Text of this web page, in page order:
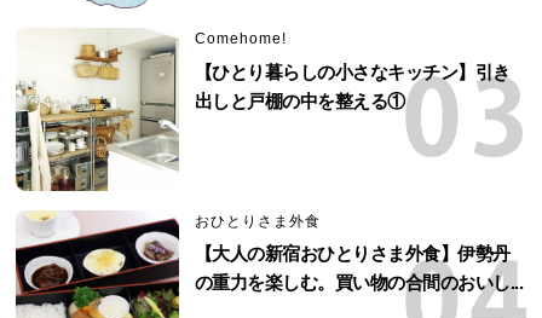
Comehome!
【ひとり暮らしの小さなキッチン】引き
出しと戸棚の中を整える①
おひとりさま外食
【大人の新宿おひとりさま外食】伊勢丹
の重力を楽しむ。買い物の合間のおいし...